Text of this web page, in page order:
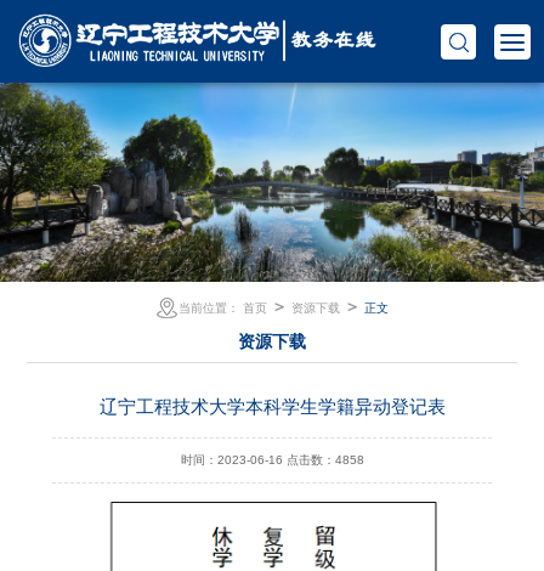
当前位置： 首页 ＞ 资源下载 ＞ 正文
资源下载
辽宁工程技术大学本科学生学籍异动登记表
时间：2023-06-16 点击数： 4858